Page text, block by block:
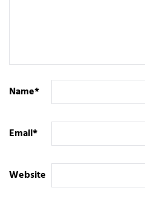
Name*
Email*
Website